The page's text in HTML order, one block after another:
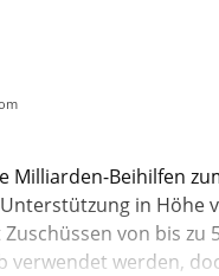
Milliarden-Beihilfen
in Höhe
von bis
verwendet werden,